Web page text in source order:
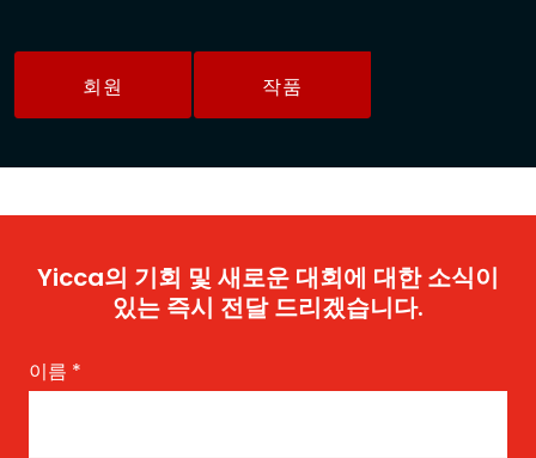
회원 작품
Yicca의 기회 및 새로운 대회에 대한 소식이
있는 즉시 전달 드리겠습니다.
이름 *